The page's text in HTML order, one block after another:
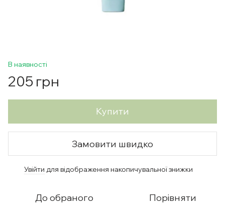
В наявності
205 грн
Купити
Замовити швидко
Увійти для відображення накопичувальної знижки
До обраного Порівняти